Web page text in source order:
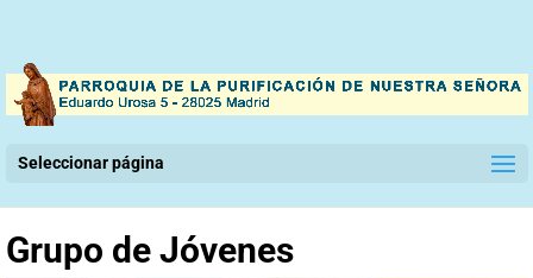
Seleccionar página
Grupo de Jóvenes